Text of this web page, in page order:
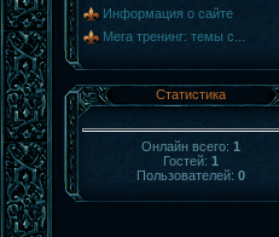
Информация о сайте
Мега тренинг: темы с...
Статистика
Онлайн всего: 1
Гостей: 1
Пользователей: 0